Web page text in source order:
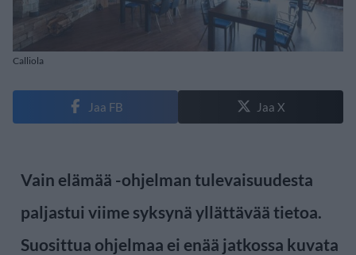
Calliola
Jaa FB Jaa X
Vain elämää -ohjelman tulevaisuudesta
paljastui viime syksynä yllättävää tietoa.
Suosittua ohjelmaa ei enää jatkossa kuvata